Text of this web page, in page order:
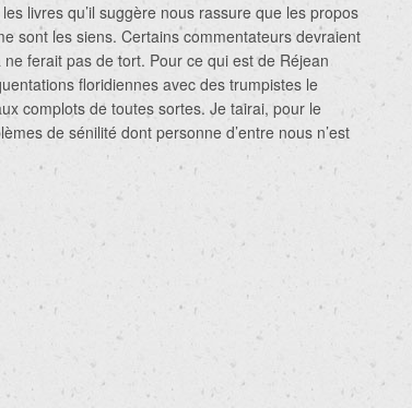
livres qu’il suggère nous rassure que les propos
sont les siens. Certains commentateurs devraient
ne ferait pas de tort. Pour ce qui est de Réjean
floridiennes avec des trumpistes le
complots de toutes sortes. Je tairai, pour le
de sénilité dont personne d’entre nous n’est